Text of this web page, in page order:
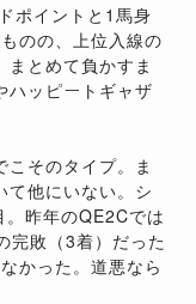
ポイントと1馬身
のの、上位入線の
とめて負かすま
ハッピートギャザ
そのタイプ。ま
て他にいない。シ
昨年のQE2Cでは
完敗（3着）だった
かった。道悪なら